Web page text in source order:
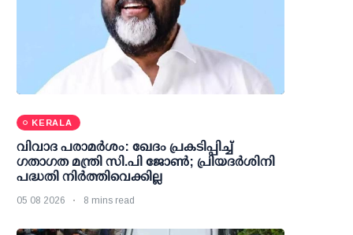
KERALA
വിവാദ പരാമര്‍ശം: ഖേദം പ്രകടിപ്പിച്ച്
ഗതാഗത മന്ത്രി സി.പി ജോണ്‍; പ്രിയദര്‍ശിനി
പദ്ധതി നിര്‍ത്തിവെക്കില്ല
05 08 2026 8 mins read